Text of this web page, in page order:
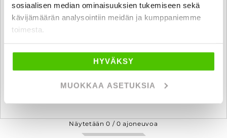
sosiaalisen median ominaisuuksien tukemiseen sekä
kävijämäärän analysointiin meidän ja kumppaniemme
toimesta.
HYVÄKSY
MUOKKAA ASETUKSIA
Ostamme alle 225 tkm ajettuja autoja.
Näytetään0 /0 ajoneuvoa